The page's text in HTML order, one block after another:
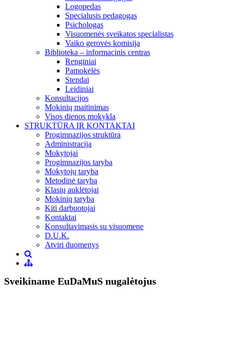
Logopedas
Specialusis pedagogas
Psichologas
Visuomenės sveikatos specialistas
Vaiko gerovės komisija
Biblioteka – informacinis centras
Renginiai
Pamokėlės
Stendai
Leidiniai
Konsultacijos
Mokinių maitinimas
Visos dienos mokykla
STRUKTŪRA IR KONTAKTAI
Progimnazijos struktūra
Administracija
Mokytojai
Progimnazijos taryba
Mokytojų taryba
Metodinė taryba
Klasių auklėtojai
Mokinių taryba
Kiti darbuotojai
Kontaktai
Konsultavimasis su visuomene
D.U.K.
Atviri duomenys
Sveikiname EuDaMuS nugalėtojus